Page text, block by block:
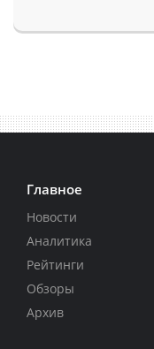
Главное
Новости
Аналитика
Рейтинги
Обзоры
Архив